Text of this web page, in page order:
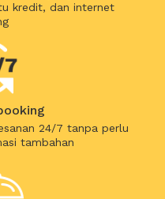
kredit, dan internet
24/7 tanpa perlu
tambahan